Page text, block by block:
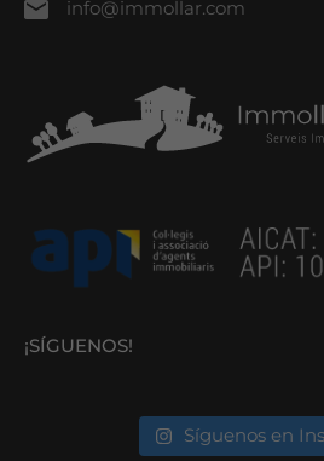
info@immollar.com
¡SÍGUENOS!
Síguenos en